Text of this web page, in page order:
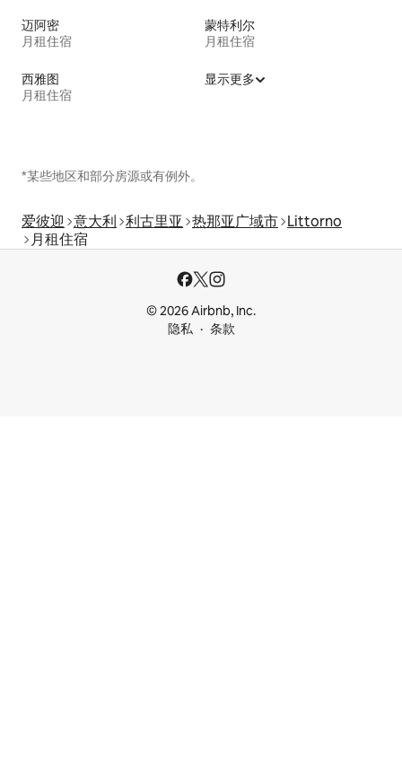
迈阿密
月租住宿
蒙特利尔
月租住宿
西雅图
月租住宿
显示更多
*某些地区和部分房源或有例外。
爱彼迎 意大利 利古里亚 热那亚广域市 Littorno
月租住宿
© 2026 Airbnb, Inc.
隐私
条款